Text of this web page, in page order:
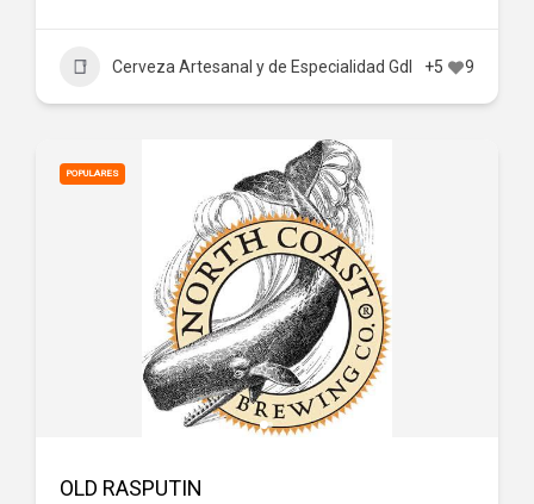
Cerveza Artesanal y de Especialidad Gdl +5 9
POPULARES
OLD RASPUTIN